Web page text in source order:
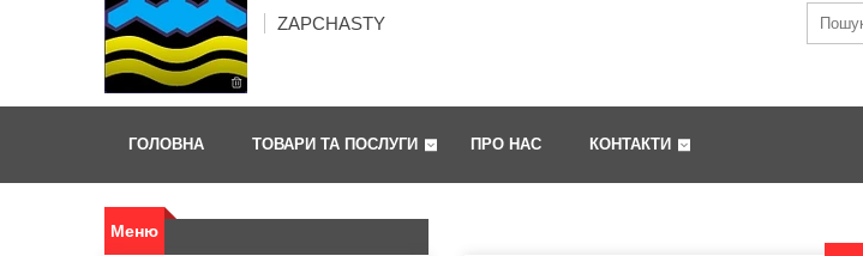
ZAPCHASTY
ГОЛОВНА ТОВАРИ ТА ПОСЛУГИ ПРО НАС КОНТАКТИ